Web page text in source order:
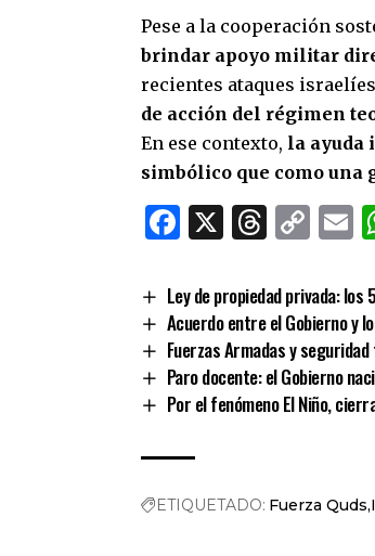
Pese a la cooperación
brindar apoyo militar
recientes ataques
de acción del régimen
En ese contexto, la ayuda
simbólico que como una
Facebook
X
Ley de propiedad privada:
Acuerdo entre el Gobierno y
Fuerzas Armadas y
Paro docente: el Gobierno
Por el fenómeno El Niño,
ETIQUETADO: Fuerza Quds